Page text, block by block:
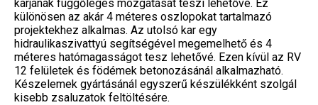
karjának függőleges mozgatását teszi lehetővé. Ez
különösen az akár 4 méteres oszlopokat tartalmazó
projektekhez alkalmas. Az utolsó kar egy
hidraulikaszivattyú segítségével megemelhető és 4
méteres hatómagasságot tesz lehetővé. Ezen kívül az RV
12 felületek és födémek betonozásánál alkalmazható.
Készelemek gyártásánál egyszerű készülékként szolgál
kisebb zsaluzatok feltöltésére.